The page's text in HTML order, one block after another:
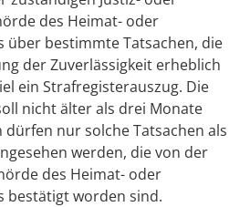
des Heimat- oder
über bestimmte Tatsachen, die
der Zuverlässigkeit erheblich
ein Strafregisterauszug. Die
nicht älter als drei Monate
dürfen nur solche Tatsachen als
werden, die von der
des Heimat- oder
bestätigt worden sind.